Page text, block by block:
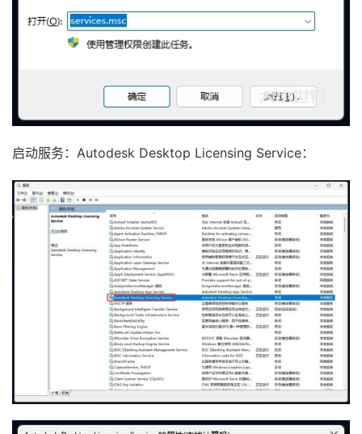
启动服务：Autodesk Desktop Licensing Service：